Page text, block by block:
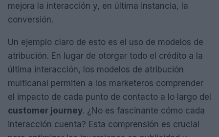
mejora la interacción y, en última instancia, la
conversión.
Un ejemplo claro de esto es el uso de modelos de
atribución. En lugar de otorgar todo el crédito a la
última interacción, los modelos de atribución
multicanal permiten a los marketeros comprender
el impacto de cada punto de contacto a lo largo del
customer journey. ¿No es fascinante cómo cada
interacción cuenta? Esta comprensión es crucial